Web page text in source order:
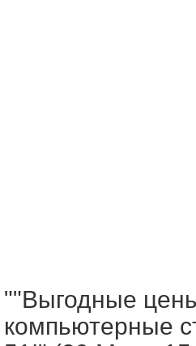
""Выгодные
компьютерные